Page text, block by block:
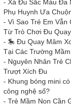
- Xà Đu Sắc Màu Đa
Phụ Huynh Ưa
- Vì Sao Trẻ Em Vẫn
Từ Trò Chơi Đu
- 🎠 Đu Quay Mâm
Tại Các Trường
- Nguyên Nhân Trẻ
Trượt Xích Đu
- Khung bóng mini
công nghệ số?
- Trẻ Mầm Non Cần